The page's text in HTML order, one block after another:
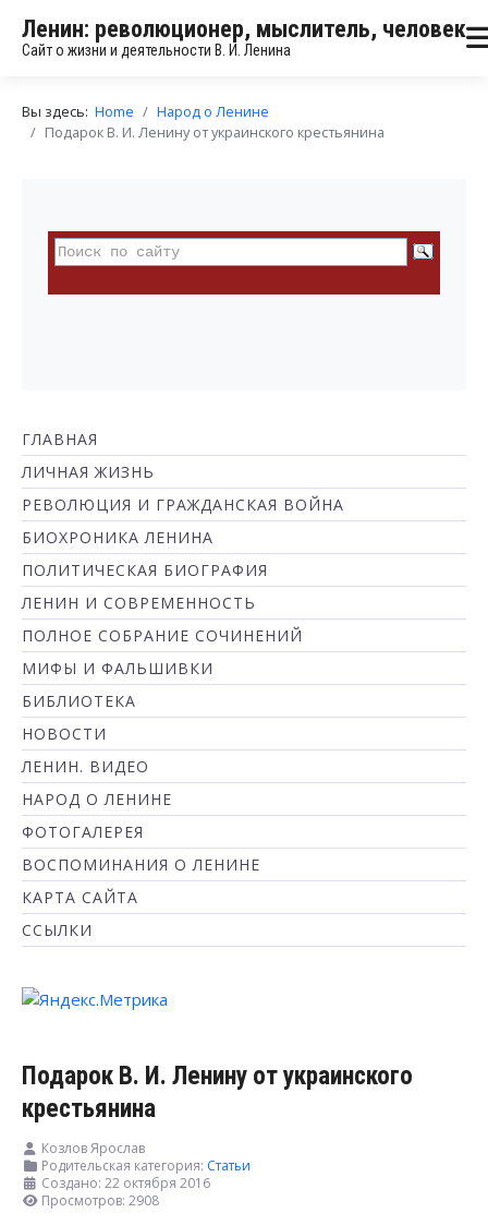
Ленин: революционер, мыслитель, человек
Сайт о жизни и деятельности В. И. Ленина
Вы здесь: Home
Народ о Ленине
Подарок В. И. Ленину от украинского крестьянина
ГЛАВНАЯ
ЛИЧНАЯ ЖИЗНЬ
РЕВОЛЮЦИЯ И ГРАЖДАНСКАЯ ВОЙНА
БИОХРОНИКА ЛЕНИНА
ПОЛИТИЧЕСКАЯ БИОГРАФИЯ
ЛЕНИН И СОВРЕМЕННОСТЬ
ПОЛНОЕ СОБРАНИЕ СОЧИНЕНИЙ
МИФЫ И ФАЛЬШИВКИ
БИБЛИОТЕКА
НОВОСТИ
ЛЕНИН. ВИДЕО
НАРОД О ЛЕНИНЕ
ФОТОГАЛЕРЕЯ
ВОСПОМИНАНИЯ О ЛЕНИНЕ
КАРТА САЙТА
ССЫЛКИ
Подарок В. И. Ленину от украинского
крестьянина
Козлов Ярослав
Родительская категория: Статьи
Создано: 22 октября 2016
Просмотров: 2908